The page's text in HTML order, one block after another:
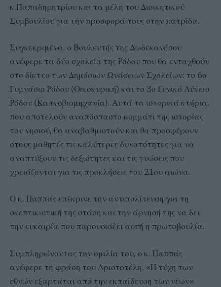
κ.Παπαδημητρίου και τα μέλη του Διοικητικού
Συμβουλίου για την προσφορά τους στην πατρίδα.
Συγκεκριμένα, ο Βουλευτής της Δωδεκανήσου
ανέφερε τα δύο σχολεία της Ρόδου που θα ενταχθούν
στο δίκτυο των Δημόσιων Ωνάσειων Σχολείων: το 6ο
Γυμνάσιο Ρόδου (Οικοκυρική) και το 3ο Γενικό Λύκειο
Ρόδου (Καπνοβιομηχανία). Αυτά τα ιστορικά κτήρια,
που αποτελούν αναπόσπαστο κομμάτι της ιστορίας
του νησιού, θα αναβαθμιστούν και θα προσφέρουν
στους μαθητές τις καλύτερες δυνατότητες για να
αναπτύξουν τις δεξιότητες και τις γνώσεις που
χρειάζονται για τις προκλήσεις του 21ου αιώνα.
Ο κ. Παππάς επέκρινε την αντιπολίτευση για τη
σκεπτικιστική της στάση και την άρνησή της να δει
την ευκαιρία που παρουσιάζει αυτή η πρωτοβουλία.
Συμπληρώνοντας την ομιλία του, ο κ. Παππάς
ανέφερε τη φράση του Αριστοτέλη. «Η τύχη των
εθνών εξαρτάται από την εκπαίδευση των νέων»